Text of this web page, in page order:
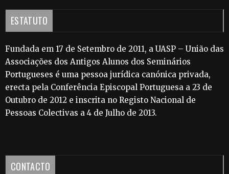
ESTATUTO
Fundada em 17 de Setembro de 2011, a UASP – União das
Associações dos Antigos Alunos dos Seminários
Portugueses é uma pessoa jurídica canónica privada,
erecta pela Conferência Episcopal Portuguesa a 23 de
Outubro de 2012 e inscrita no Registo Nacional de
Pessoas Colectivas a 4 de Julho de 2013.
CONTACTO